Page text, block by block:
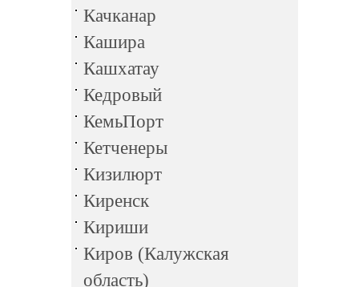
Качканар
Кашира
Кашхатау
Кедровый
КемьПорт
Кетченеры
Кизилюрт
Киренск
Кириши
Киров (Калужская
область)